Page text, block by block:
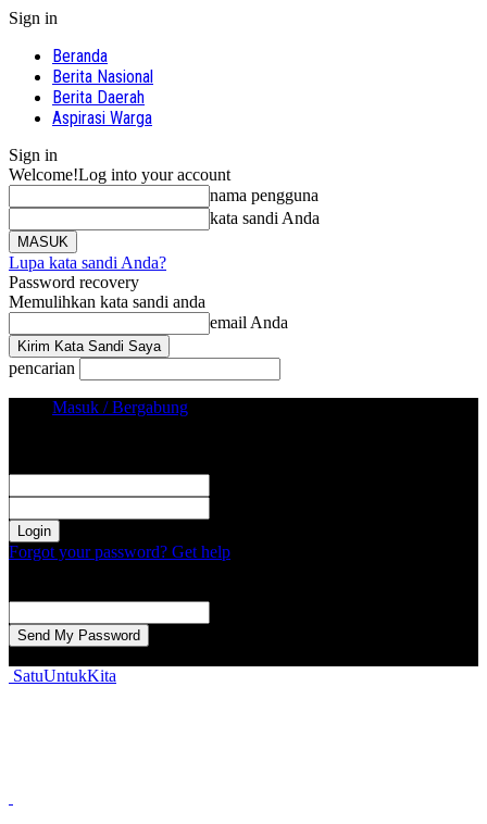
Sign in
Beranda
Berita Nasional
Berita Daerah
Aspirasi Warga
Sign in
Welcome!Log into your account
nama pengguna
kata sandi Anda
Lupa kata sandi Anda?
Password recovery
Memulihkan kata sandi anda
email Anda
pencarian
Masuk / Bergabung
Forgot your password? Get help
SatuUntukKita